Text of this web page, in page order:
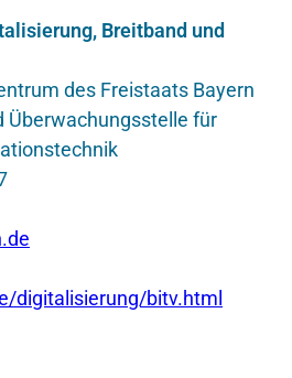
Breitband und
des Freistaats Bayern
Überwachungsstelle für
digitalisierung/bitv.html